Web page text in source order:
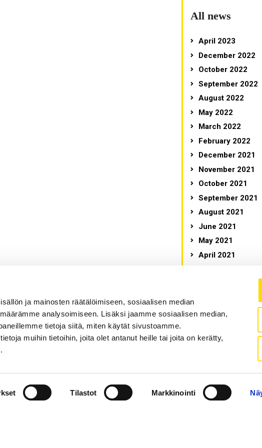
ja mainosten räätälöimiseen, sosiaalisen median
analysoimiseen. Lisäksi jaamme sosiaalisen median,
tietoja siitä, miten käytät sivustoamme.
muihin tietoihin, joita olet antanut heille tai joita on kerätty,
Tilastot Markkinointi
All news
April 2023
December 2022
October 2022
September 2022
August 2022
May 2022
March 2022
February 2022
December 2021
November 2021
October 2021
September 2021
August 2021
June 2021
May 2021
April 2021
December 2020
March 2020